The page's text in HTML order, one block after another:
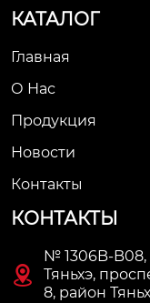
КАТАЛОГ
Главная
О Нас
Продукция
Новости
Контакты
КОНТАКТЫ

№ 1306B-B08,
Тяньхэ,
8, район